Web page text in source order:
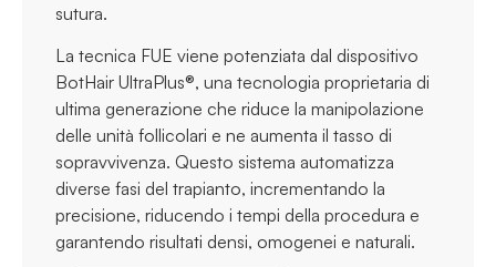
sutura.
La tecnica FUE viene potenziata dal dispositivo
BotHair UltraPlus®, una tecnologia proprietaria di
ultima generazione che riduce la manipolazione
delle unità follicolari e ne aumenta il tasso di
sopravvivenza. Questo sistema automatizza
diverse fasi del trapianto, incrementando la
precisione, riducendo i tempi della procedura e
garantendo risultati densi, omogenei e naturali.